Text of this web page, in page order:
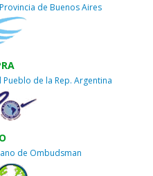
de Buenos Aires
de la Rep. Argentina
de Ombudsman